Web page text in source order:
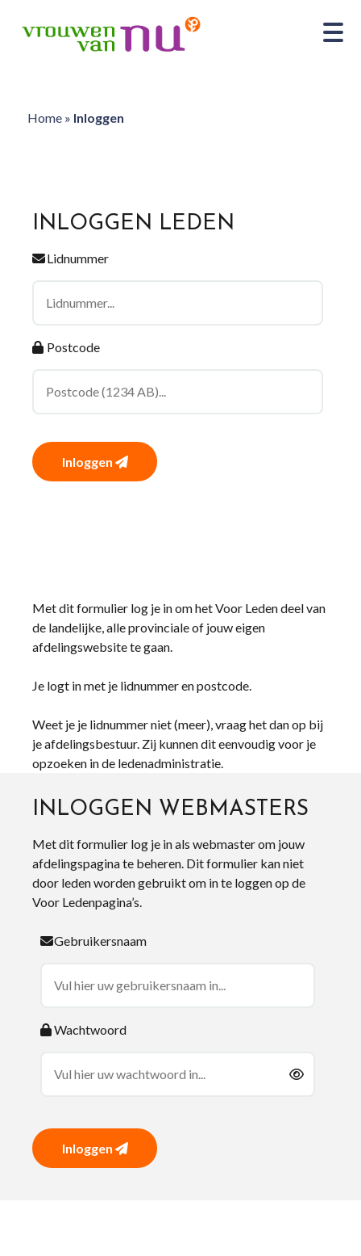
Home» Inloggen
INLOGGEN LEDEN
Lidnummer
Postcode
Inloggen
Met dit formulier log je in om het Voor Leden deel van
de landelijke, alle provinciale of jouw eigen
afdelingswebsite te gaan.
Je logt in met je lidnummer en postcode.
Weet je je lidnummer niet (meer), vraag het dan op bij
je afdelingsbestuur. Zij kunnen dit eenvoudig voor je
opzoeken in de ledenadministratie.
INLOGGEN WEBMASTERS
Met dit formulier log je in als webmaster om jouw
afdelingspagina te beheren. Dit formulier kan niet
door leden worden gebruikt om in te loggen op de
Voor Ledenpagina’s.
Gebruikersnaam
Wachtwoord
Inloggen